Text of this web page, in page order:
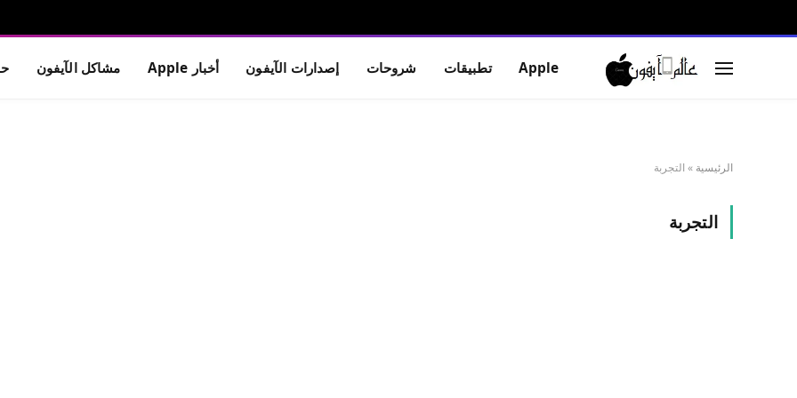
Apple تطبيقات شروحات إصدارات الآيفون أخبار Apple مشاكل الآيفون
الرئيسية » التجربة
التجربة